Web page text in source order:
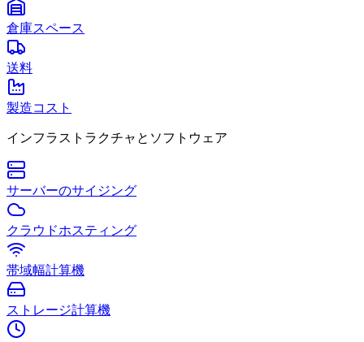
倉庫スペース
送料
製造コスト
インフラストラクチャとソフトウェア
サーバーのサイジング
クラウドホスティング
帯域幅計算機
ストレージ計算機